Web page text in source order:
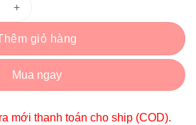
giỏ hàng
Mua ngay
mới thanh toán cho ship (COD).